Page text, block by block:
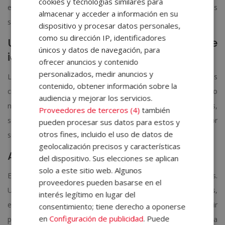
en integrarla de forma estratégica en tu proceso creativo. Estos
son
5 tips para empezar
Usar la IA como generadora de
ideas, no como resultado final
La IA es excelente para explorar conceptos, estilos y direcciones
creativas. Utilízala en las primeras fases del proyecto, cuando
necesitas inspiración o alternativas rápidas. Después,
selecciona, ajusta y refina con tu criterio profesional. El valor
sigue estando en tu decisión no en la imagen bruta.
Aprende a escribir buenos prompts
El resultado de la IA depende en gran parte de cómo le hablas.
Un buen diseñador con IA sabe describir estilos, referencias,
emociones, composiciones y objetivos visuales. Escribir
prompts es una habilidad creativa en sí misma y marca la
almacenar y acceder a información en su
dispositivo y procesar datos personales,
como su dirección IP, identificadores
únicos y datos de navegación, para
ofrecer anuncios y contenido
personalizados, medir anuncios y
contenido, obtener información sobre la
audiencia y mejorar los servicios.
Proveedores de terceros (4) también
pueden procesar sus datos para estos y
otros fines, incluido el uso de datos de
geolocalización precisos y características
del dispositivo. Sus elecciones se aplican
solo a este sitio web. Algunos
proveedores pueden basarse en el
interés legítimo en lugar del
consentimiento; tiene derecho a oponerse
enConfiguración de publicidad. Puede